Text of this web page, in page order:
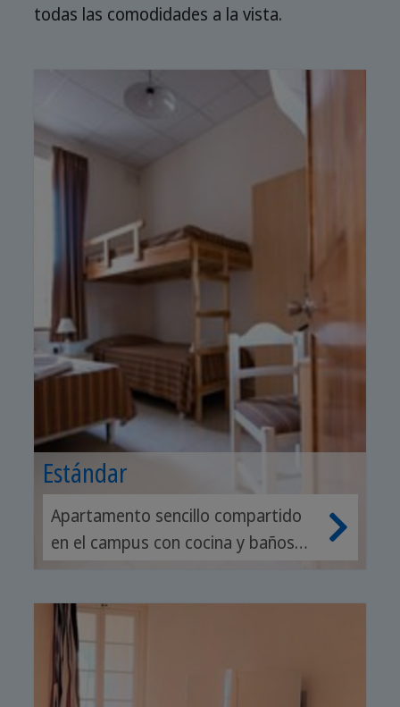
todas las comodidades a la vista.
Estándar
Apartamento sencillo compartido
en el campus con cocina y baños